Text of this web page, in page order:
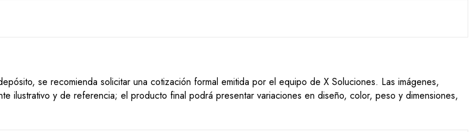
se recomienda solicitar una cotización formal emitida por el equipo de X Soluciones. Las imágenes,
ilustrativo y de referencia; el producto final podrá presentar variaciones en diseño, color, peso y dimensiones,